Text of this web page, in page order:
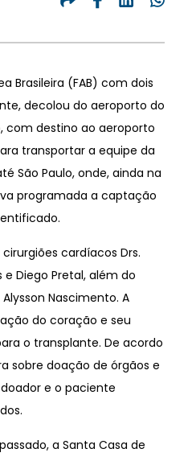
Brasileira (FAB) com dois
decolou do aeroporto do
com destino ao aeroporto
transportar a equipe da
São Paulo, onde, ainda na
programada a captação
cardíacos Drs.
e Diego Pretal, além do
Nascimento. A
do coração e seu
o transplante. De acordo
sobre doação de órgãos e
e o paciente
a Santa Casa de